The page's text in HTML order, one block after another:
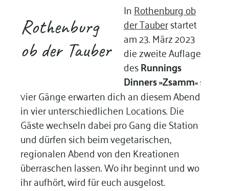
Rothenburg
ob der Tauber
In Rothenburg ob
der Tauberstartet
am 23. März 2023
die zweite Auflage
desRunnings
Dinners »Zsamm«:
Vier Gänge erwarten dich an diesem Abend
in vier unterschiedlichen Locations. Die
Gäste wechseln dabei pro Gang die Station
und dürfen sich beim vegetarischen,
regionalen Abend von den Kreationen
überraschen lassen. Wo ihr beginnt und wo
ihr aufhört, wird für euch ausgelost.